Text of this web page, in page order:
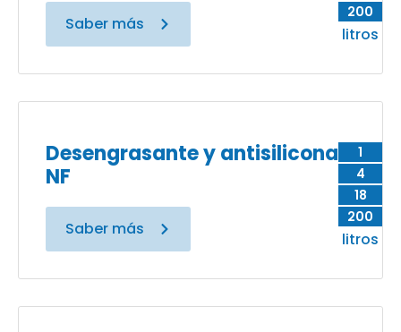
200
litros
Saber más
1
4
18
200
litros
Desengrasante y antisilicona
NF
Saber más